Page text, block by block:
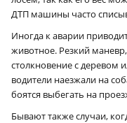
ДТП машины часто
Иногда к аварии
животное. Резкий
столкновение с деревом
водители наезжали на
боятся выбегать на
Бывают также случаи,